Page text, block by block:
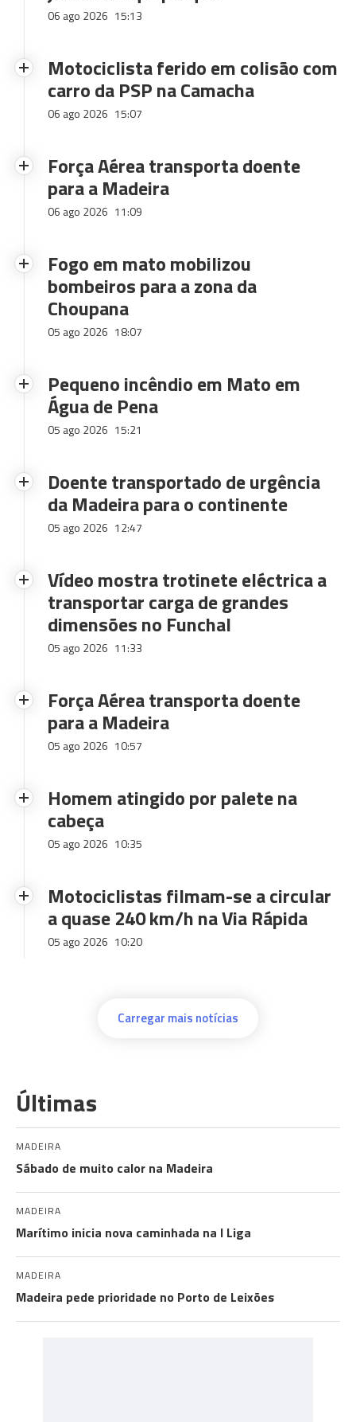
06 ago 2026 15:13
Motociclista ferido em colisão com
carro da PSP na Camacha
06 ago 2026 15:07
Força Aérea transporta doente
para a Madeira
06 ago 2026 11:09
Fogo em mato mobilizou
bombeiros para a zona da
Choupana
05 ago 2026 18:07
Pequeno incêndio em Mato em
Água de Pena
05 ago 2026 15:21
Doente transportado de urgência
da Madeira para o continente
05 ago 2026 12:47
Vídeo mostra trotinete eléctrica a
transportar carga de grandes
dimensões no Funchal
05 ago 2026 11:33
Força Aérea transporta doente
para a Madeira
05 ago 2026 10:57
Homem atingido por palete na
cabeça
05 ago 2026 10:35
Motociclistas filmam-se a circular
a quase 240 km/h na Via Rápida
05 ago 2026 10:20
Carregar mais notícias
Últimas
MADEIRA
Sábado de muito calor na Madeira
MADEIRA
Marítimo inicia nova caminhada na I Liga
MADEIRA
Madeira pede prioridade no Porto de Leixões